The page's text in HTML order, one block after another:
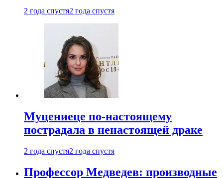
2 года спустя2 года спустя
Муцениеце по-настоящему
пострадала в ненастоящей драке
2 года спустя2 года спустя
Профессор Медведев: производные